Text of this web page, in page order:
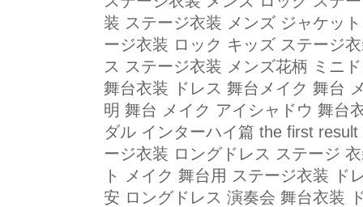
装 ステージ衣装 メンズ ジャケッ
ージ衣装 ロック キッズ ステージ
ス ステージ衣装 メンズ花柄 ミニ
舞台衣装 ドレス 舞台メイク 舞台
明 舞台 メイク アイシャドウ 舞台
ダル インターハイ篇 the first
ージ衣装 ロングドレス ステージ
ト メイク 舞台用 ステージ衣装 ド
安 ロングドレス 演奏会 舞台衣装